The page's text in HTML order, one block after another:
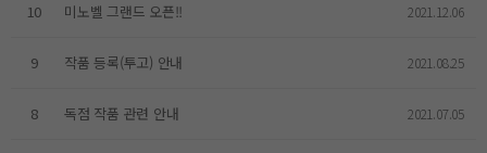
10 미노벨 그랜드 오픈!! 2021.12.06
9 작품 등록(투고) 안내 2021.08.25
8 독점 작품 관련 안내 2021.07.05